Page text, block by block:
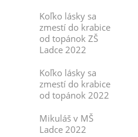
Koľko lásky sa
zmestí do krabice
od topánok ZŠ
Ladce 2022
Koľko lásky sa
zmestí do krabice
od topánok 2022
Mikuláš v MŠ
Ladce 2022